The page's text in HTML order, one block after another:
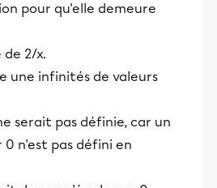
pour qu'elle demeure
de 2/x.
une infinités de valeurs
serait pas définie, car un
0 n'est pas défini en